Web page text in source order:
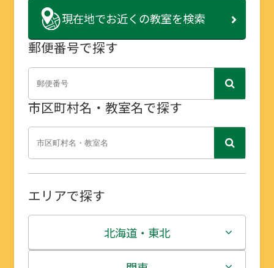
現在地でお近くの教室を検索
郵便番号で探す
市区町村名・教室名で探す
エリアで探す
北海道・東北